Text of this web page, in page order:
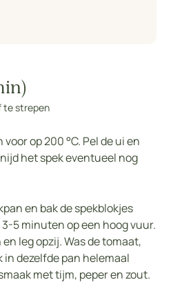
te strepen
op 200 °C. Pel de ui en
het spek eventueel nog
en bak de spekblokjes
5 minuten op een hoog vuur.
leg opzij. Was de tomaat,
in dezelfde pan helemaal
met tijm, peper en zout.